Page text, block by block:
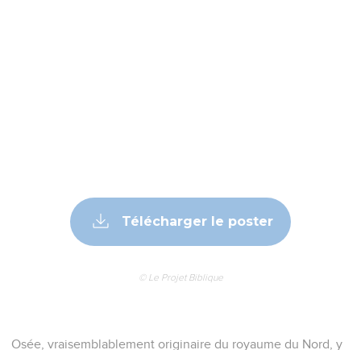
Télécharger le poster
© Le Projet Biblique
Osée, vraisemblablement originaire du royaume du Nord, y